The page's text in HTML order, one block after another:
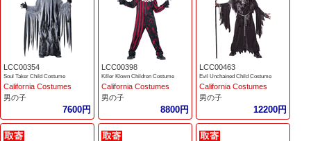
LCC00354
Soul Taker Child Costume
California Costumes
男の子
7600円
LCC00398
Killer Klown Children Costume
California Costumes
男の子
8800円
LCC00463
Evil Unchained Child Costume
California Costumes
男の子
12200円